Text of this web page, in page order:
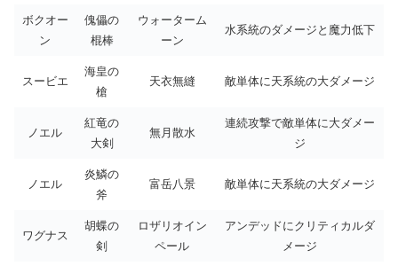
ボクオー
ン
傀儡の
棍棒
ウォーターム
ーン
水系統のダメージと魔力低下
スービエ
海皇の
槍
天衣無縫 敵単体に天系統の大ダメージ
ノエル
紅竜の
大剣
無月散水
連続攻撃で敵単体に大ダメー
ジ
ノエル
炎鱗の
斧
富岳八景 敵単体に天系統の大ダメージ
ワグナス
胡蝶の
剣
ロザリオイン
ペール
アンデッドにクリティカルダ
メージ